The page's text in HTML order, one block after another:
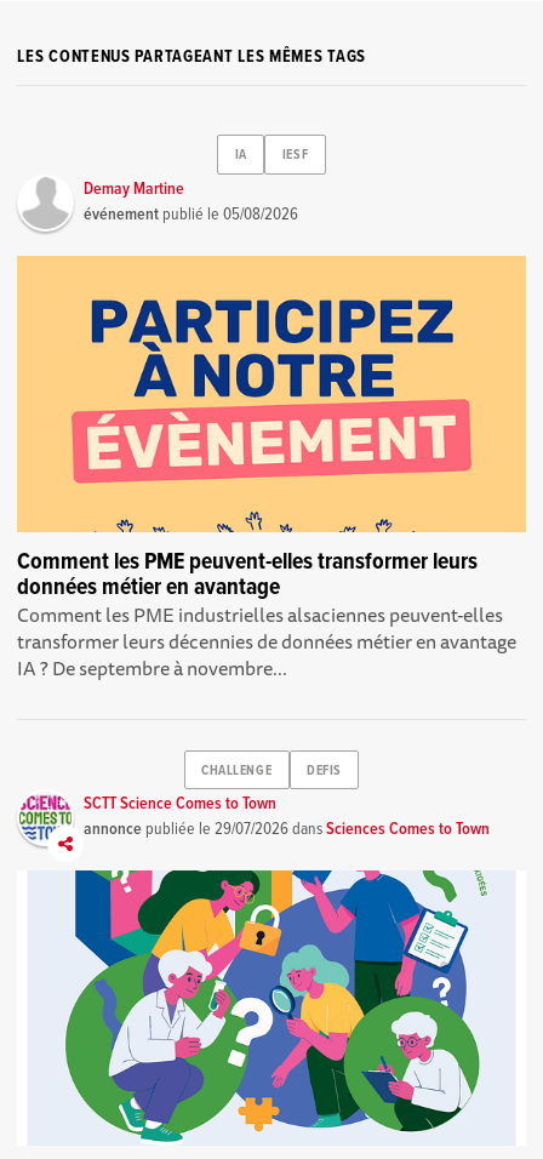
LES CONTENUS PARTAGEANT LES MÊMES TAGS
IA IESF
Demay Martine
événement publié le05/08/2026
Comment les PME peuvent-elles transformer leurs
données métier en avantage
Comment les PME industrielles alsaciennes peuvent-elles
transformer leurs décennies de données métier en avantage
IA ? De septembre à novembre...
CHALLENGE DEFIS
SCTT Science Comes to Town
annonce publiée le29/07/2026dansSciences Comes to Town